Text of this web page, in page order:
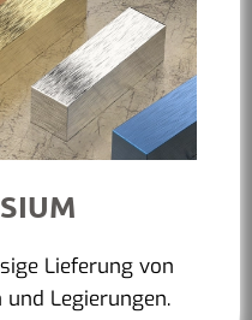
Lieferung von
Legierungen.